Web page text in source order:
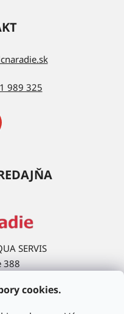
cookies.
989 325
SERVIS
388